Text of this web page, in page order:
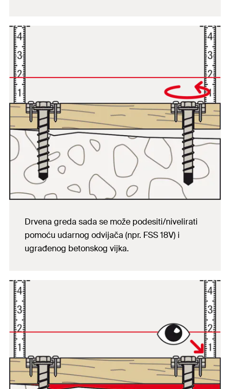
Drvena greda sada se može podesiti/nivelirati
pomoću udarnog odvijača (npr. FSS 18V) i
ugrađenog betonskog vijka.